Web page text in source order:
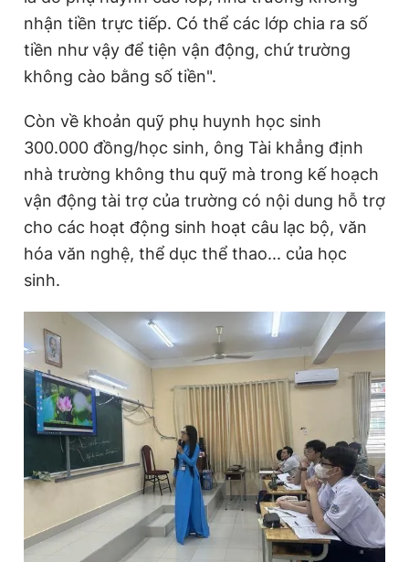
nhận tiền trực tiếp. Có thể các lớp chia ra số
tiền như vậy để tiện vận động, chứ trường
không cào bằng số tiền".
Còn về khoản quỹ phụ huynh học sinh
300.000 đồng/học sinh, ông Tài khẳng định
nhà trường không thu quỹ mà trong kế hoạch
vận động tài trợ của trường có nội dung hỗ trợ
cho các hoạt động sinh hoạt câu lạc bộ, văn
hóa văn nghệ, thể dục thể thao... của học
sinh.